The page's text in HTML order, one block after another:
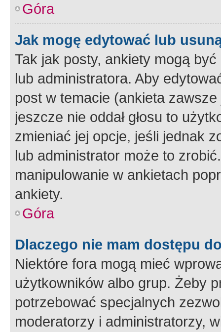
Góra
Jak mogę edytować lub
Tak jak posty, ankiety mogą
lub administratora. Aby
post w temacie (ankieta
jeszcze nie oddał głosu to
zmieniać jej opcje, jeśli jednak
lub administrator może to
manipulowanie w ankietach
ankiety.
Góra
Dlaczego nie mam dostępu
Niektóre fora mogą mieć
użytkowników albo grup. Żeby
potrzebować specjalnych
moderatorzy i administratorzy,